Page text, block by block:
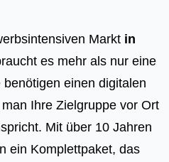
Markt in
es mehr als nur eine
einen digitalen
Ihre Zielgruppe vor Ort
Mit über 10 Jahren
ein Komplettpaket, das